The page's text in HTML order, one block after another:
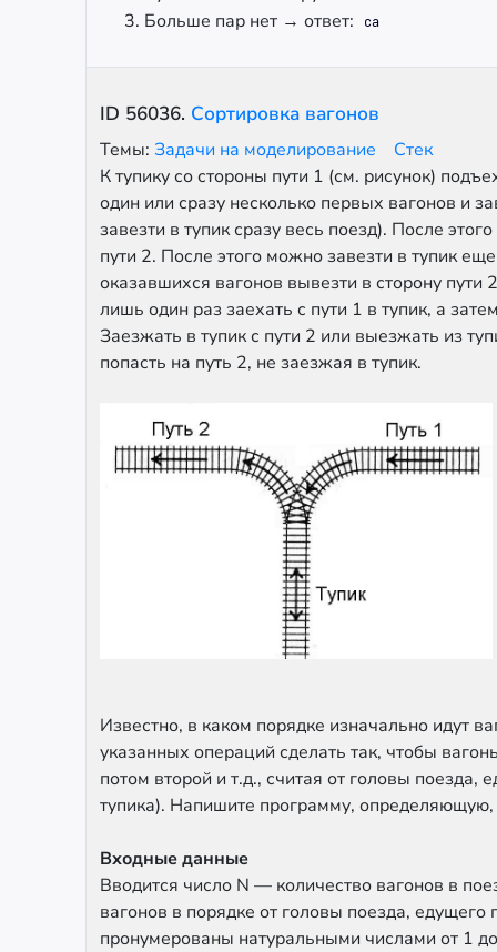
Больше пар нет → ответ: ca
ID 56036. Сортировка вагонов
Темы: Задачи на моделирование
Стек
К тупику со стороны пути 1 (см. рисунок)
один или сразу несколько первых вагонов и
завезти в тупик сразу весь поезд). После
пути 2. После этого можно завезти в тупик
оказавшихся вагонов вывезти в сторону
лишь один раз заехать с пути 1 в тупик, а
Заезжать в тупик с пути 2 или выезжать из
попасть на путь 2, не заезжая в тупик.
Известно, в каком порядке изначально идут
указанных операций сделать так, чтобы
потом второй и т.д., считая от головы поезда,
тупика). Напишите программу,
Входные данные
Вводится число N — количество вагонов в
вагонов в порядке от головы поезда, едущего
пронумерованы натуральными числами от 1